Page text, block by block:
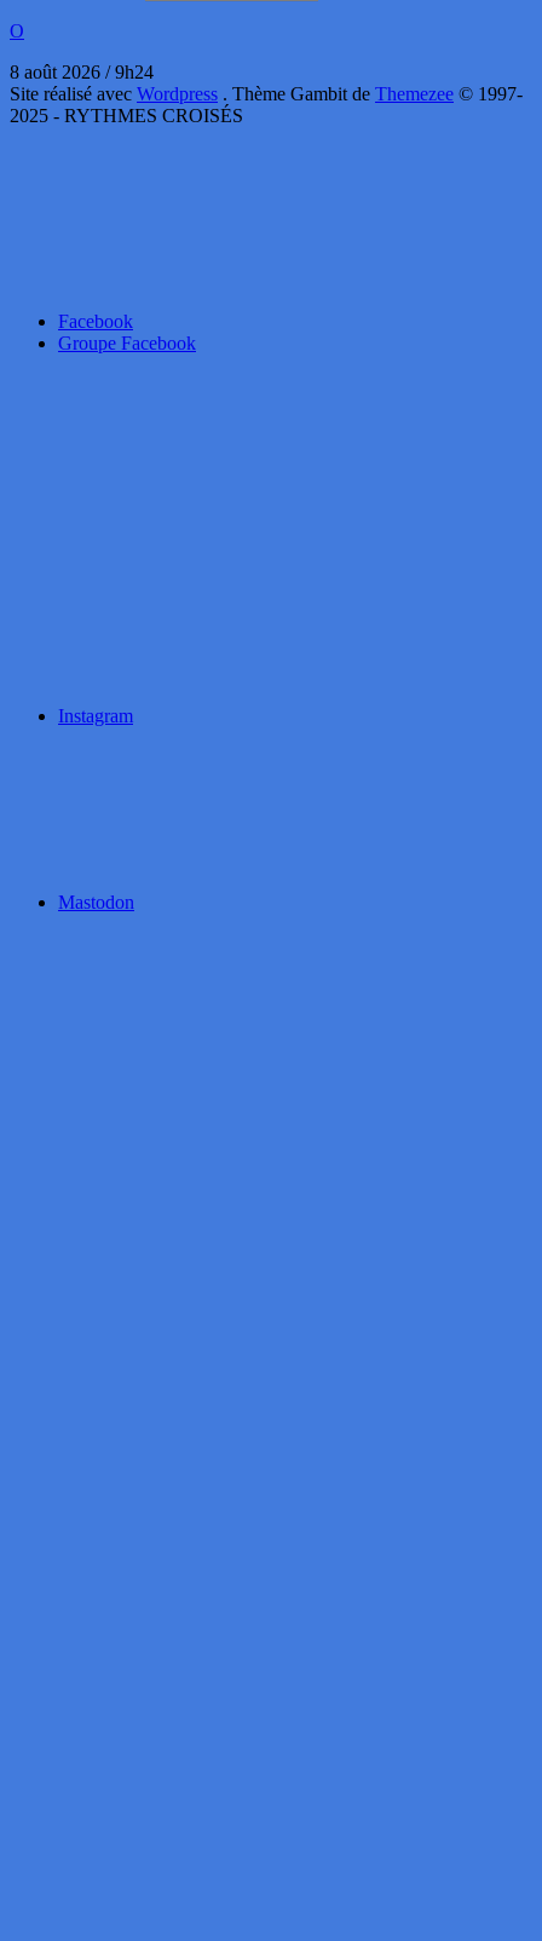
O
8 août 2026 / 9h24
Site réalisé avec Wordpress . Thème Gambit de Themezee © 1997-
2025 - RYTHMES CROISÉS
Facebook
Groupe Facebook
Instagram
Mastodon